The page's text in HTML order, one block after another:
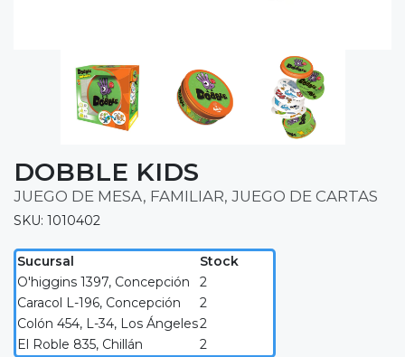
DOBBLE KIDS
JUEGO DE MESA, FAMILIAR, JUEGO DE CARTAS
SKU: 1010402
Sucursal
Stock
O'higgins 1397, Concepción
2
Caracol L-196, Concepción
2
Colón 454, L-34, Los Ángeles2
El Roble 835, Chillán
2